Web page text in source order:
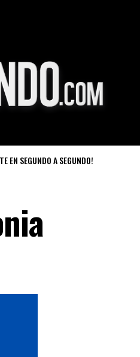
EN SEGUNDO A SEGUNDO!